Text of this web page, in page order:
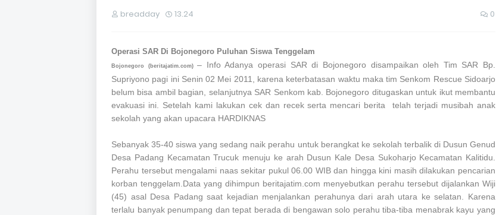
breadday 13.24 0
Operasi SAR Di Bojonegoro Puluhan Siswa Tenggelam
Bojonegoro (beritajatim.com)– Info Adanya operasi SAR di Bojonegoro disampaikan oleh Tim SAR Bp.
Supriyono pagi ini Senin 02 Mei 2011, karena keterbatasan waktu maka tim Senkom Rescue Sidoarjo
belum bisa ambil bagian, selanjutnya SAR Senkom kab. Bojonegoro ditugaskan untuk ikut membantu
evakuasi ini. Setelah kami lakukan cek dan recek serta mencari berita telah terjadi musibah anak
sekolah yang akan upacara HARDIKNAS
Sebanyak 35-40 siswa yang sedang naik perahu untuk berangkat ke sekolah terbalik di Dusun Genud
Desa Padang Kecamatan Trucuk menuju ke arah Dusun Kale Desa Sukoharjo Kecamatan Kalitidu.
Perahu tersebut mengalami naas sekitar pukul 06.00 WIB dan hingga kini masih dilakukan pencarian
korban tenggelam.Data yang dihimpun beritajatim.com menyebutkan perahu tersebut dijalankan Wiji
(45) asal Desa Padang saat kejadian menjalankan perahunya dari arah utara ke selatan. Karena
terlalu banyak penumpang dan tepat berada di bengawan solo perahu tiba-tiba menabrak kayu yang